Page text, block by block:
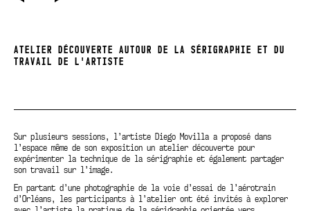
ATELIER DÉCOUVERTE AUTOUR DE LA SÉRIGRAPHIE ET DU
TRAVAIL DE L'ARTISTE
Sur plusieurs sessions, l’artiste Diego Movilla a proposé dans
l’espace même de son exposition un atelier découverte pour
expérimenter la technique de la sérigraphie et également partager
son travail sur l’image.
En partant d’une photographie de la voie d’essai de l’aérotrain
d’Orléans, les participants à l’atelier ont été invités à explorer